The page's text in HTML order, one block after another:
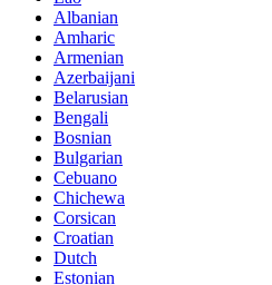
Albanian
Amharic
Armenian
Azerbaijani
Belarusian
Bengali
Bosnian
Bulgarian
Cebuano
Chichewa
Corsican
Croatian
Dutch
Estonian